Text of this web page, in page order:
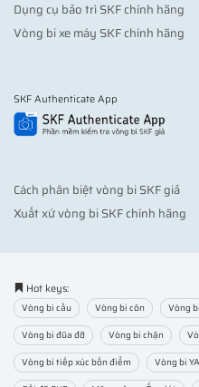
Dụng cụ bảo trì SKF chính hãng
Vòng bi xe máy SKF chính hãng
SKF Authenticate App
Cách phân biệt vòng bi SKF giả
Xuất xứ vòng bi SKF chính hãng
Hot keys:
Vòng bi cầu Vòng bi côn Vòng
Vòng bi đũa đỡ
Vòng bi chặn
Vòng bi tiếp xúc bốn điểm
Vòng bi